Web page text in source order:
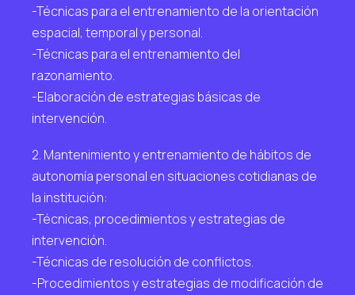
-Técnicas para el entrenamiento de la orientación
espacial, temporal y personal.
-Técnicas para el entrenamiento del
razonamiento.
-Elaboración de estrategias básicas de
intervención.
2. Mantenimiento y entrenamiento de hábitos de
autonomía personal en situaciones cotidianas de
la institución:
-Técnicas, procedimientos y estrategias de
intervención.
-Técnicas de resolución de conflictos.
-Procedimientos y estrategias de modificación de